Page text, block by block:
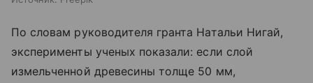
По словам руководителя гранта Натальи Нигай,
эксперименты ученых показали: если слой
измельченной древесины толще 50 мм,